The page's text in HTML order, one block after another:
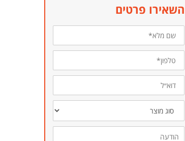
השאירו פרטים
שם
מלא*
טלפון*
דוא״ל
סוג
מוצר
הודעה